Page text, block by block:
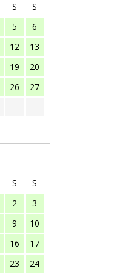
S
S
5
6
12
13
19
20
26
27
S
S
2
3
9
10
16
17
23
24